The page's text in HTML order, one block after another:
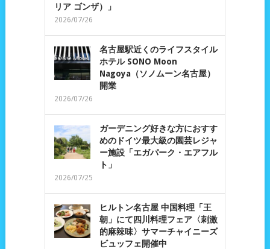
リア ゴンザ）」
2026/07/26
名古屋駅近くのライフスタイル
ホテル SONO Moon
Nagoya（ソノムーン名古屋）
開業
2026/07/26
ガーデニング好きな方におすす
めのドイツ最大級の園芸レジャ
ー施設「エガパーク・エアフル
ト」
2026/07/25
ヒルトン名古屋 中国料理「王
朝」にて四川料理フェア〈刺激
的麻辣味〉サマーチャイニーズ
ビュッフェ開催中